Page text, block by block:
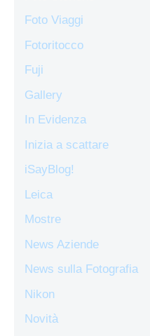
Foto Viaggi
Fotoritocco
Fuji
Gallery
In Evidenza
Inizia a scattare
iSayBlog!
Leica
Mostre
News Aziende
News sulla Fotografia
Nikon
Novità